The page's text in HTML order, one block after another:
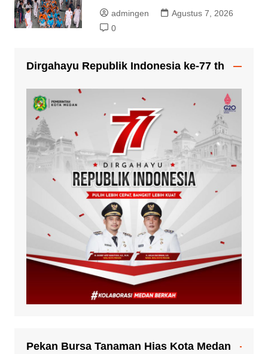
admingen
Agustus 7, 2026
0
Dirgahayu Republik Indonesia ke-77 th
Pekan Bursa Tanaman Hias Kota Medan